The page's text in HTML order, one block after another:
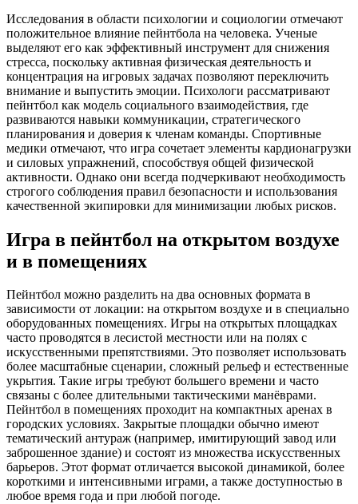
Исследования в области психологии и социологии отмечают
положительное влияние пейнтбола на человека. Ученые
выделяют его как эффективный инструмент для снижения
стресса, поскольку активная физическая деятельность и
концентрация на игровых задачах позволяют переключить
внимание и выпустить эмоции. Психологи рассматривают
пейнтбол как модель социального взаимодействия, где
развиваются навыки коммуникации, стратегического
планирования и доверия к членам команды. Спортивные
медики отмечают, что игра сочетает элементы кардионагрузки
и силовых упражнений, способствуя общей физической
активности. Однако они всегда подчеркивают необходимость
строгого соблюдения правил безопасности и использования
качественной экипировки для минимизации любых рисков.
Игра в пейнтбол на открытом воздухе
и в помещениях
Пейнтбол можно разделить на два основных формата в
зависимости от локации: на открытом воздухе и в специально
оборудованных помещениях. Игры на открытых площадках
часто проводятся в лесистой местности или на полях с
искусственными препятствиями. Это позволяет использовать
более масштабные сценарии, сложный рельеф и естественные
укрытия. Такие игры требуют большего времени и часто
связаны с более длительными тактическими манёврами.
Пейнтбол в помещениях проходит на компактных аренах в
городских условиях. Закрытые площадки обычно имеют
тематический антураж (например, имитирующий завод или
заброшенное здание) и состоят из множества искусственных
барьеров. Этот формат отличается высокой динамикой, более
короткими и интенсивными играми, а также доступностью в
любое время года и при любой погоде.